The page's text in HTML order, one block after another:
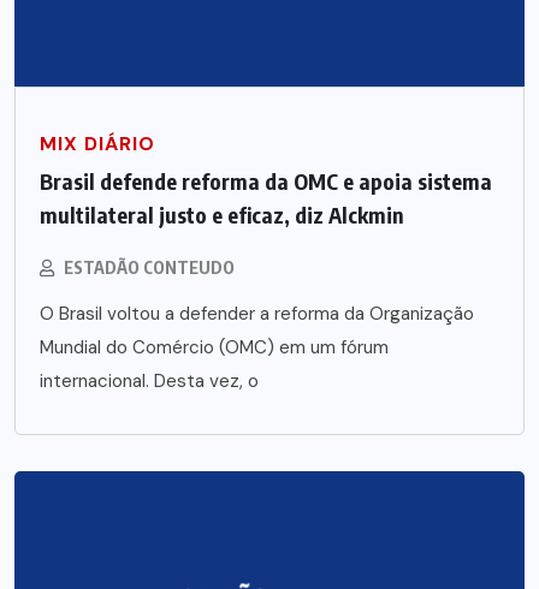
MIX DIÁRIO
Brasil defende reforma da OMC e apoia sistema
multilateral justo e eficaz, diz Alckmin
ESTADÃO CONTEUDO
O Brasil voltou a defender a reforma da Organização
Mundial do Comércio (OMC) em um fórum
internacional. Desta vez, o